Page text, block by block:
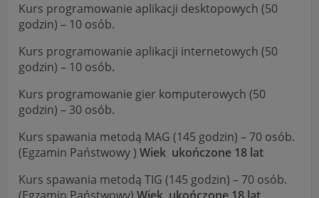
Kurs programowanie aplikacji desktopowych (50
godzin) – 10 osób.
Kurs programowanie aplikacji internetowych (50
godzin) – 10 osób.
Kurs programowanie gier komputerowych (50
godzin) – 30 osób.
Kurs spawania metodą MAG (145 godzin) – 70 osób.
(Egzamin Państwowy )Wiek ukończone 18 lat
Kurs spawania metodą TIG (145 godzin) – 70 osób.